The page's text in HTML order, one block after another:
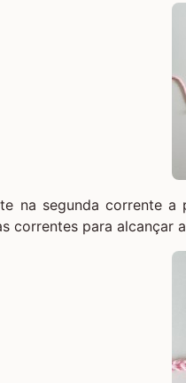
na segunda corrente a
correntes para alcançar